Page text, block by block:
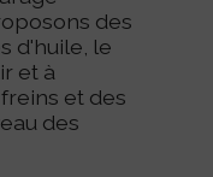
des
d'huile, le
et à
et des
des